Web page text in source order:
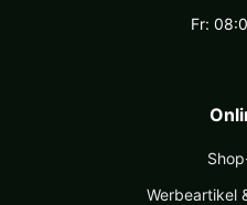
Fr:
Werbeartikel